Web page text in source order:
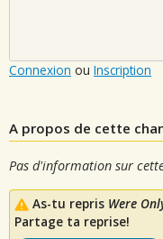
Connexion ou Inscription
A propos de cette
Pas d'information sur
As-tu repris Were
Partage ta reprise!